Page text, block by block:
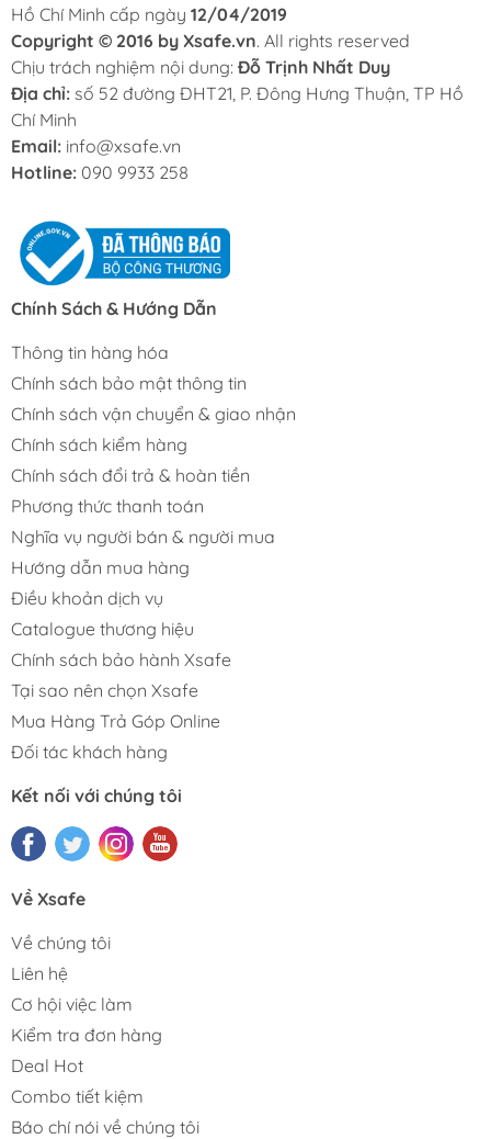
Hồ Chí Minh cấp ngày 12/04/2019
Copyright © 2016 by Xsafe.vn. All rights reserved
Chịu trách nghiệm nội dung: Đỗ Trịnh Nhất Duy
Địa chỉ: số 52 đường ĐHT21, P. Đông Hưng Thuận, TP Hồ
Chí Minh
Email: info@xsafe.vn
Hotline: 090 9933 258
Chính Sách & Hướng Dẫn
Thông tin hàng hóa
Chính sách bảo mật thông tin
Chính sách vận chuyển & giao nhận
Chính sách kiểm hàng
Chính sách đổi trả & hoàn tiền
Phương thức thanh toán
Nghĩa vụ người bán & người mua
Hướng dẫn mua hàng
Điều khoản dịch vụ
Catalogue thương hiệu
Chính sách bảo hành Xsafe
Tại sao nên chọn Xsafe
Mua Hàng Trả Góp Online
Đối tác khách hàng
Kết nối với chúng tôi
Về Xsafe
Về chúng tôi
Liên hệ
Cơ hội việc làm
Kiểm tra đơn hàng
Deal Hot
Combo tiết kiệm
Báo chí nói về chúng tôi